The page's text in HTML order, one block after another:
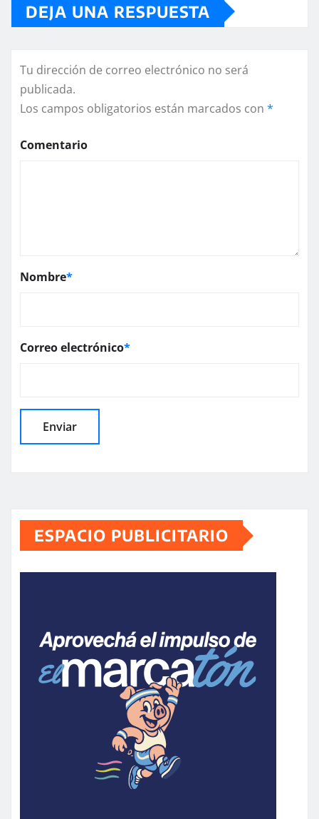
DEJA UNA RESPUESTA
Tu dirección de correo electrónico no será
publicada.
Los campos obligatorios están marcados con *
Comentario
Nombre*
Correo electrónico*
ESPACIO PUBLICITARIO